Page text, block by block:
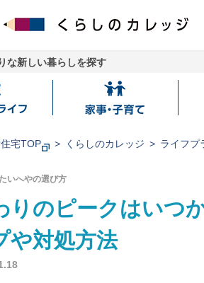
な新しい暮らしを探す
家
子
宅TOP くらしのカレッジ ライフプ
いへやの選び方
りのピークはいつ
や対処方法